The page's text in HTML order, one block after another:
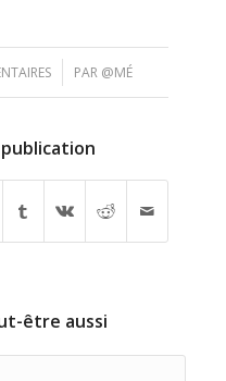
PAR @MÉ
être aussi